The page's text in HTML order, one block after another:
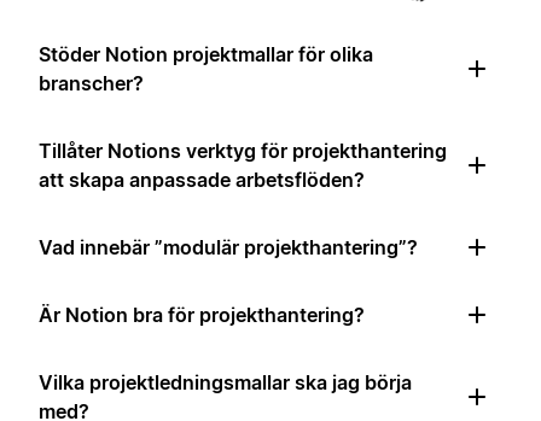
Stöder Notion projektmallar för olika
branscher?
Tillåter Notions verktyg för projekthantering
att skapa anpassade arbetsflöden?
Vad innebär ”modulär projekthantering”?
Är Notion bra för projekthantering?
Vilka projektledningsmallar ska jag börja
med?